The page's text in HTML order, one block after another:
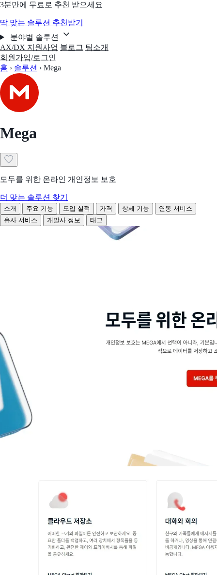
3분만에 무료로 추천 받으세요
딱 맞는 솔루션 추천받기
분야별 솔루션
AX/DX 지원사업 블로그 팀소개
회원가입/로그인
홈 › 솔루션 › Mega
Mega
모두를 위한 온라인 개인정보 보호
더 맞는 솔루션 찾기
소개 주요 기능 도입 실적 가격 상세 기능
연동 서비스
유사 서비스
개발사 정보 태그